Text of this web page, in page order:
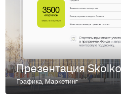
Графика,Маркетинг